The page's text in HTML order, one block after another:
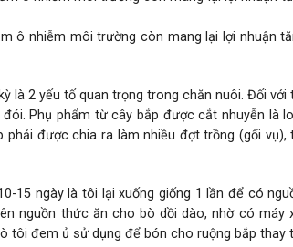
ô nhiễm môi trường còn mang lại lợi nhuận
là 2 yếu tố quan trọng trong chăn nuôi. Đối với
Phụ phẩm từ cây bắp được cắt nhuyễn là
được chia ra làm nhiều đợt trồng (gối vụ),
15 ngày là tôi lại xuống giống 1 lần để có
nguồn thức ăn cho bò dồi dào, nhờ có máy
tôi đem ủ sử dụng để bón cho ruộng bắp thay